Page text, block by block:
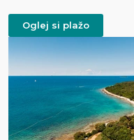
Oglej si plažo